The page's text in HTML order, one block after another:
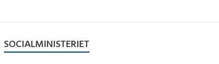
SOCIALMINISTERIET